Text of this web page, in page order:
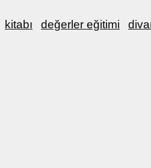
kitabı değerler eğitimi